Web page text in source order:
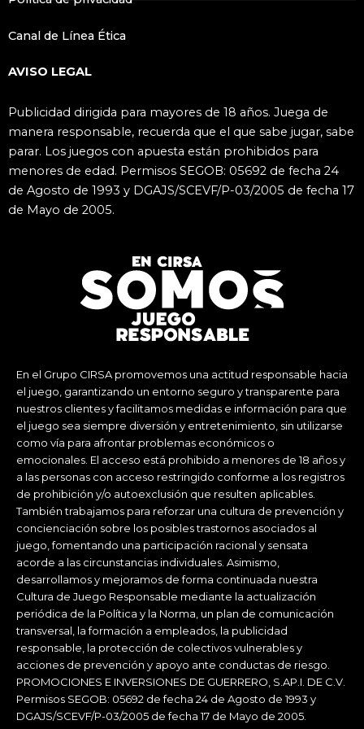
Canal de Línea Ética
AVISO LEGAL
Publicidad dirigida para mayores de 18 años. Juega de
manera responsable, recuerda que el que sabe jugar, sabe
parar. Los juegos con apuesta están prohibidos para
menores de edad. Permisos SEGOB: 05692 de fecha 24
de Agosto de 1993 y DGAJS/SCEVF/P-03/2005 de fecha 17
de Mayo de 2005.
En el Grupo CIRSA promovemos una actitud responsable hacia
el juego, garantizando un entorno seguro y transparente para
nuestros clientes y facilitamos medidas e información para que
el juego sea siempre diversión y entretenimiento, sin utilizarse
como vía para afrontar problemas económicos o
emocionales. El acceso está prohibido a menores de 18 años y
a las personas con acceso restringido conforme a los registros
de prohibición y/o autoexclusión que resulten aplicables.
También trabajamos para reforzar una cultura de prevención y
concienciación sobre los posibles trastornos asociados al
juego, fomentando una participación racional y sensata
acorde a las circunstancias individuales. Asimismo,
desarrollamos y mejoramos de forma continuada nuestra
Cultura de Juego Responsable mediante la actualización
periódica de la Política y la Norma, un plan de comunicación
transversal, la formación a empleados, la publicidad
responsable, la protección de colectivos vulnerables y
acciones de prevención y apoyo ante conductas de riesgo.
PROMOCIONES E INVERSIONES DE GUERRERO, S.AP.I. DE C.V.
Permisos SEGOB: 05692 de fecha 24 de Agosto de 1993 y
DGAJS/SCEVF/P-03/2005 de fecha 17 de Mayo de 2005.